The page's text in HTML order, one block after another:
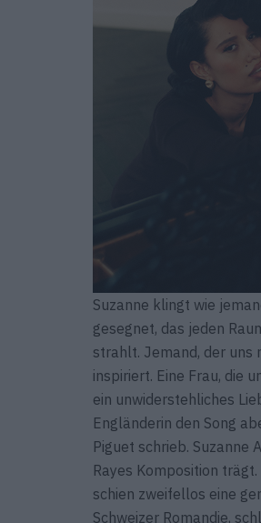
Suzanne klingt wie
gesegnet, das jeden
strahlt. Jemand, der uns
inspiriert. Eine Frau, die
ein unwiderstehliches
Engländerin den Song
Piguet schrieb. Suzanne
Rayes Komposition
schien zweifellos eine
Schweizer Romandie,